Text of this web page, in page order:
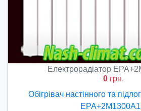
Електрорадіатор
0грн.
Обігрівач настінного та